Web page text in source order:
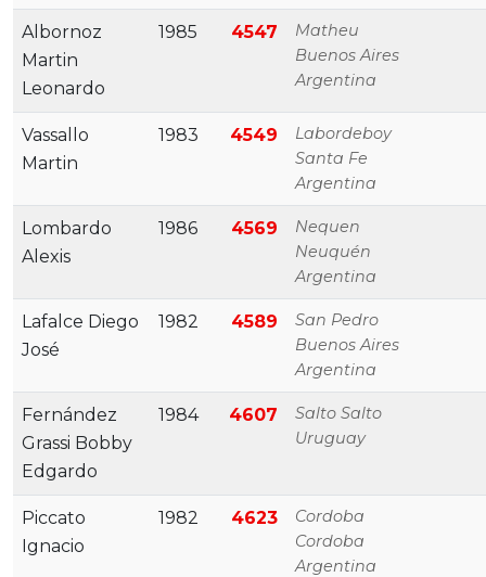
Albornoz
Martin
Leonardo
1985 4547
Matheu
Buenos Aires
Argentina
Vassallo
Martin
1983 4549
Labordeboy
Santa Fe
Argentina
Lombardo
Alexis
1986 4569
Nequen
Neuquén
Argentina
Lafalce Diego
José
1982 4589
San Pedro
Buenos Aires
Argentina
Fernández
Grassi Bobby
Edgardo
1984 4607
Salto Salto
Uruguay
Piccato
Ignacio
1982 4623
Cordoba
Cordoba
Argentina